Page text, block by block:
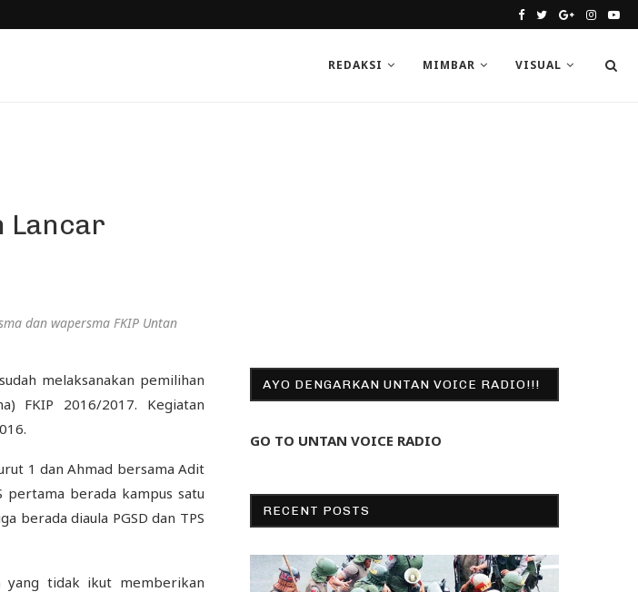
REDAKSI MIMBAR VISUAL
Lancar
dan wapersma FKIP Untan
melaksanakan pemilihan
FKIP 2016/2017. Kegiatan
1 dan Ahmad bersama Adit
pertama berada kampus satu
berada diaula PGSD dan TPS
yang tidak ikut memberikan
AYO DENGARKAN UNTAN VOICE RADIO!!!
GO TO UNTAN VOICE RADIO
RECENT POSTS